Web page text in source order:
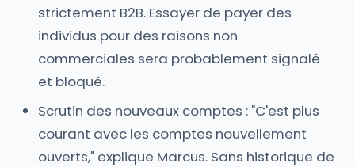
strictement B2B. Essayer de payer des
individus pour des raisons non
commerciales sera probablement signalé
et bloqué.
Scrutin des nouveaux comptes : "C'est plus
courant avec les comptes nouvellement
ouverts," explique Marcus. Sans historique de